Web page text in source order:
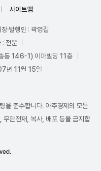
사이트맵
·발행인 : 곽영길
: 전운
동 146-1) 이마빌딩 11층
년 11월 15일
을 준수합니다. 아주경제의 모든
무단전재, 복사, 배포 등을 금지합